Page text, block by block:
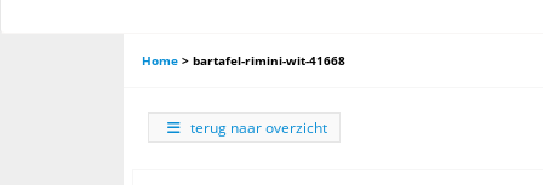
Home > bartafel-rimini-wit-41668
terug naar overzicht